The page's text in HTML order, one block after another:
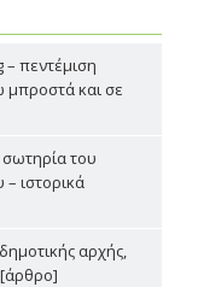
πεντέμιση
και σε
του
ιστορικά
αρχής,